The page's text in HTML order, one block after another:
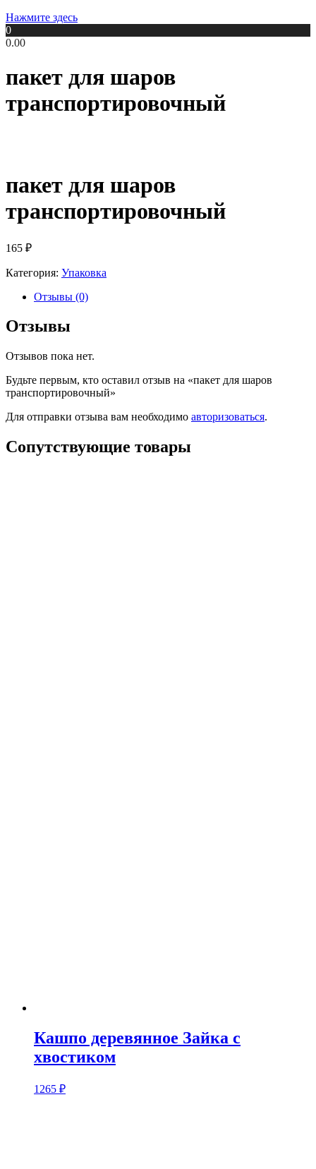
Нажмите здесь
0
0.00
пакет для шаров
транспортировочный
пакет для шаров
транспортировочный
165 ₽
Категория: Упаковка
Отзывы (0)
Отзывы
Отзывов пока нет.
Будьте первым, кто оставил отзыв на «пакет для шаров
транспортировочный»
Для отправки отзыва вам необходимо авторизоваться.
Сопутствующие товары
Кашпо деревянное Зайка с
хвостиком
1265 ₽